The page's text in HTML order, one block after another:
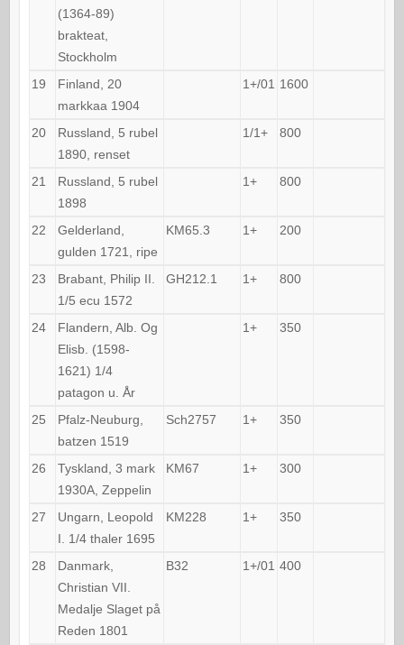
(1364-89)
brakteat,
Stockholm
19
Finland, 20
markkaa 1904
1+/01 1600
20
Russland, 5 rubel
1890, renset
1/1+ 800
21
Russland, 5 rubel
1898
1+ 800
22
Gelderland,
gulden 1721, ripe
KM65.3 1+ 200
23
Brabant, Philip II.
1/5 ecu 1572
GH212.1 1+ 800
24
Flandern, Alb. Og
Elisb. (1598-
1621) 1/4
patagon u. År
1+ 350
25
Pfalz-Neuburg,
batzen 1519
Sch2757 1+ 350
26
Tyskland, 3 mark
1930A, Zeppelin
KM67 1+ 300
27
Ungarn, Leopold
I. 1/4 thaler 1695
KM228 1+ 350
28
Danmark,
Christian VII.
Medalje Slaget på
Reden 1801
B32 1+/01 400